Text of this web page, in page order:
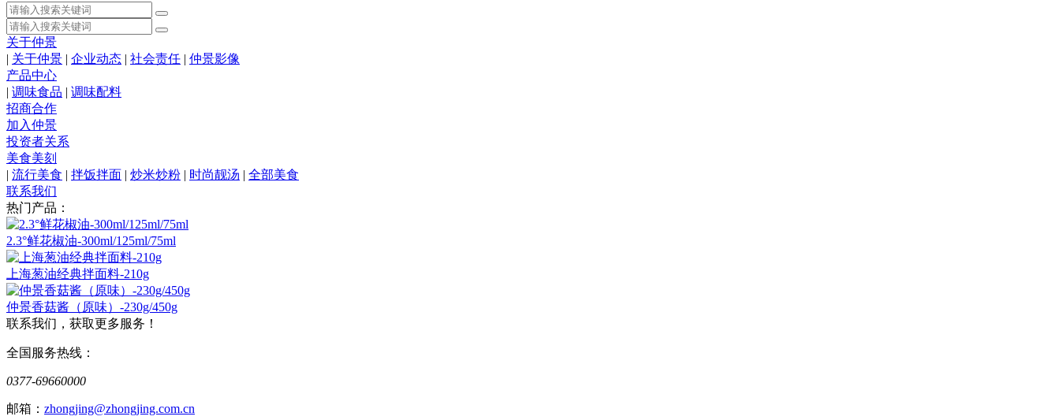
关于仲景
| 关于仲景 | 企业动态 | 社会责任 | 仲景影像
产品中心
| 调味食品 | 调味配料
招商合作
加入仲景
投资者关系
美食美刻
| 流行美食 | 拌饭拌面 | 炒米炒粉 | 时尚靓汤 | 全部美食
联系我们
热门产品：
2.3°鲜花椒油-300ml/125ml/75ml
上海葱油经典拌面料-210g
仲景香菇酱（原味）-230g/450g
联系我们，获取更多服务！
全国服务热线：
0377-69660000
邮箱： zhongjing@zhongjing.com.cn